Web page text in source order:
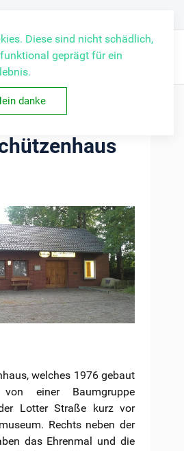
Diese sind nicht schädlich,
geprägt für ein
danke
welches 1976 gebaut
einer Baumgruppe
Lotter Straße kurz vor
Rechts neben der
das Ehrenmal und die